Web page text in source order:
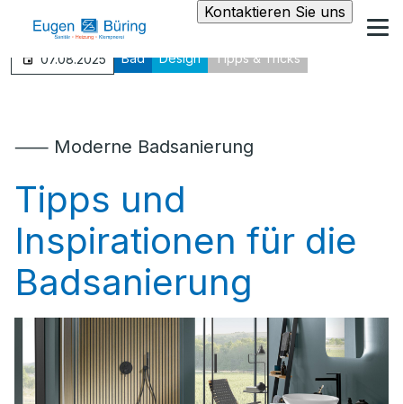
Kontaktieren Sie uns
07.08.2025 Bad Design Tipps & Tricks
⸺ Moderne Badsanierung
Tipps und
Inspirationen für die
Badsanierung